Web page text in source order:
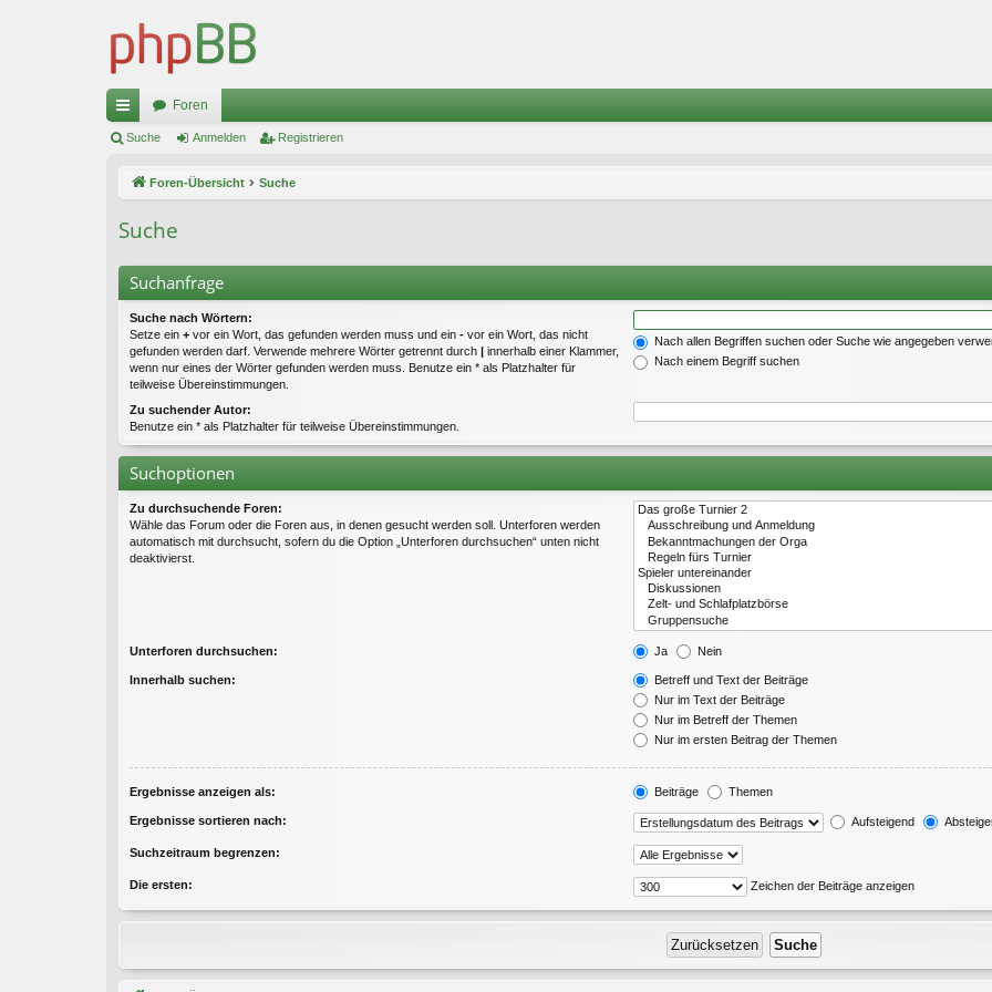
ch
ug
riff
Foren
Suche Anmelden Registrieren
Foren-Übersicht Suche
Suche
Suchanfrage
Suche nach Wörtern:
Setze ein + vor ein Wort, das gefunden werden muss und ein - vor ein Wort, das nicht
gefunden werden darf. Verwende mehrere Wörter getrennt durch | innerhalb einer Klammer,
wenn nur eines der Wörter gefunden werden muss. Benutze ein * als Platzhalter für
teilweise Übereinstimmungen.
Nach allen Begriffen suchen oder Suche wie angegeben
Nach einem Begriff suchen
Zu suchender Autor:
Benutze ein * als Platzhalter für teilweise Übereinstimmungen.
Suchoptionen
Zu durchsuchende Foren:
Wähle das Forum oder die Foren aus, in denen gesucht werden soll. Unterforen werden
automatisch mit durchsucht, sofern du die Option „Unterforen durchsuchen“ unten nicht
deaktivierst.
Unterforen durchsuchen: Ja Nein
Innerhalb suchen:
Betreff und Text der Beiträge
Nur im Text der Beiträge
Nur im Betreff der Themen
Nur im ersten Beitrag der Themen
Ergebnisse anzeigen als: Beiträge Themen
Ergebnisse sortieren nach: Aufsteigend
Suchzeitraum begrenzen:
Die ersten: Zeichen der Beiträge anzeigen